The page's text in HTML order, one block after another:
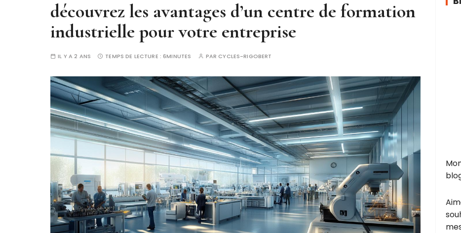
découvrez les avantages d’un centre de formation
industrielle pour votre entreprise
IL Y A 2 ANS TEMPS DE LECTURE :6MINUTES PAR CYCLES-RIGOBERT